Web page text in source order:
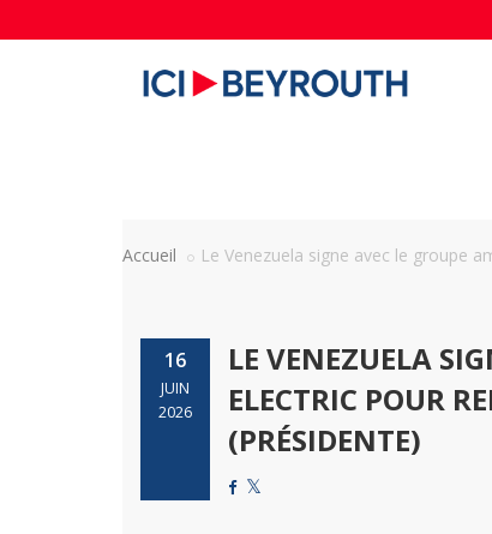
Accueil Le Venezuela signe avec le groupe
16
JUIN
2026
LE VENEZUELA
ELECTRIC POUR
(PRÉSIDENTE)